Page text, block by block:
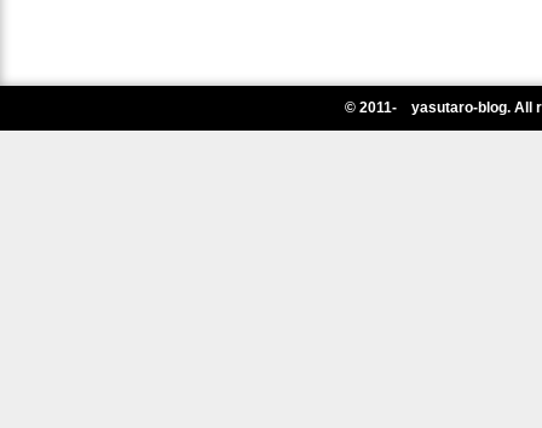
© 2011- yasutaro-blog. All